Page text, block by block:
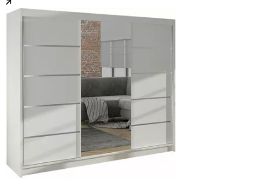
διεύθυνση IP σας, χρησιμοποιώντας τεχνολογία όπως cookies
για να αποθηκεύουμε και να έχουμε πρόσβαση σε πληροφορίες
στη συσκευή σας, με σκοπό την προβολή εξατομικευμένων
διαφημίσεων και περιεχομένου, τις μετρήσεις σχετικά με
διαφημίσεις και περιεχόμενο, την καλύτερη εικόνα του κοινού
μας και την ανάπτυξη προϊόντων. Επίσης, κοινοποιούμε
πληροφορίες σχετικά με την από μέρους σας χρήση της
δικτύωσης, διαφημίσεων και ανάλυσης.